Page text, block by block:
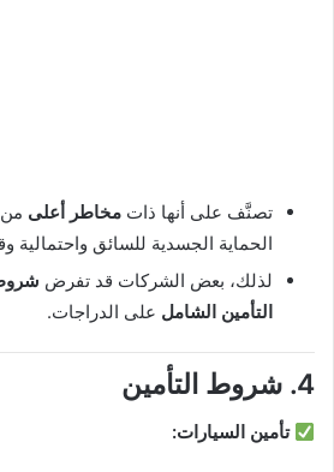
تصنَّف على أنها ذات مخاطر أعلى
الحماية الجسدية للسائق واحتمالية
لذلك، بعض الشركات قد تفرض
التأمين الشامل على الدراجات.
4. شروط التأمين
تأمين السيارات: